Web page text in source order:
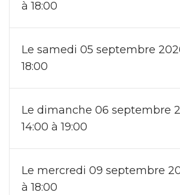
à 18:00
Le samedi 05 septembre
18:00
Le dimanche 06 septembre
14:00 à 19:00
Le mercredi 09 septembre
à 18:00